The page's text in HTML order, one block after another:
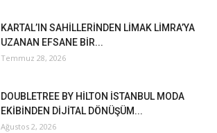
KARTAL’IN SAHİLLERİNDEN LİMAK LİMRA’YA
UZANAN EFSANE BİR...
Temmuz 28, 2026
DOUBLETREE BY HİLTON İSTANBUL MODA
EKİBİNDEN DİJİTAL DÖNÜŞÜM...
Ağustos 2, 2026